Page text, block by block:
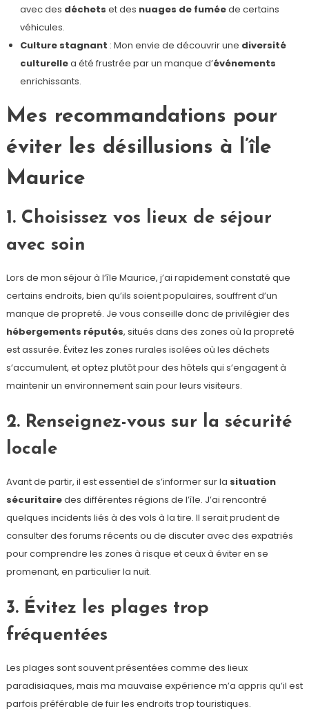
avec des déchets et des nuages de fuméede certains
véhicules.
Culture stagnant : Mon envie de découvrir une diversité
culturellea été frustrée par un manque d’événements
enrichissants.
Mes recommandations pour
éviter les désillusions à l’île
Maurice
1. Choisissez vos lieux de séjour
avec soin
Lors de mon séjour à l’île Maurice, j’ai rapidement constaté que
certains endroits, bien qu’ils soient populaires, souffrent d’un
manque de propreté. Je vous conseille donc de privilégier des
hébergements réputés, situés dans des zones où la propreté
est assurée. Évitez les zones rurales isolées où les déchets
s’accumulent, et optez plutôt pour des hôtels qui s’engagent à
maintenir un environnement sain pour leurs visiteurs.
2. Renseignez-vous sur la sécurité
locale
Avant de partir, il est essentiel de s’informer sur la situation
sécuritairedes différentes régions de l’île. J’ai rencontré
quelques incidents liés à des vols à la tire. Il serait prudent de
consulter des forums récents ou de discuter avec des expatriés
pour comprendre les zones à risque et ceux à éviter en se
promenant, en particulier la nuit.
3. Évitez les plages trop
fréquentées
Les plages sont souvent présentées comme des lieux
paradisiaques, mais ma mauvaise expérience m’a appris qu’il est
parfois préférable de fuir les endroits trop touristiques.